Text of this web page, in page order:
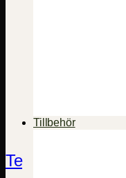
Tillbehör
Te